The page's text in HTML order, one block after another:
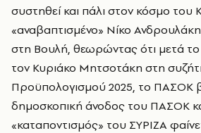
συστηθεί και πάλι στον κόσμο του
«αναβαπτισμένο» Νίκο Ανδρουλάκη
στη Βουλή, θεωρώντας ότι μετά
τον Κυριάκο Μητσοτάκη στη
Προϋπολογισμού 2025, το ΠΑΣΟΚ
δημοσκοπική άνοδος του ΠΑΣΟΚ
«καταποντισμός» του ΣΥΡΙΖΑ